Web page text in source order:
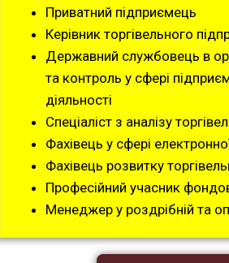
Приватний підприємець
Керівник торгівельного
Державний службовець в
та контроль у сфері
діяльності
Спеціаліст з аналізу
Фахівець у сфері
Фахівець розвитку
Професійний учасник
Менеджер у роздрібній та